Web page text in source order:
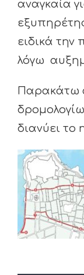
αναγκαία
ειδικά την
λόγω
Παρακάτω
διανύει το